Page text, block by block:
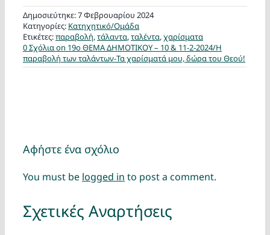
Δημοσιεύτηκε: 7 Φεβρουαρίου 2024
Κατηγορίες: Κατηχητικό/Ομάδα
Ετικέτες:παραβολή,τάλαντα,ταλέντα,χαρίσματα
0 Σχόλιαon 19ο ΘΕΜΑ ΔΗΜΟΤΙΚΟΥ – 10 & 11-2-2024/Η
παραβολή των ταλάντων-Τα χαρίσματά μου, δώρα του Θεού!
Αφήστε ένα σχόλιο
You must be logged in to post a comment.
Σχετικές Αναρτήσεις